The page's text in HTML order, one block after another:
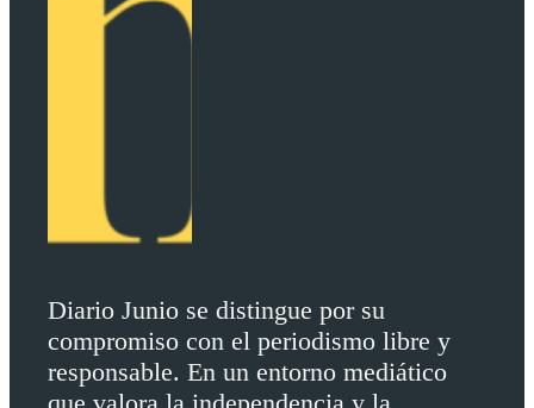
Diario Junio se distingue por su
compromiso con el periodismo libre y
responsable. En un entorno mediático